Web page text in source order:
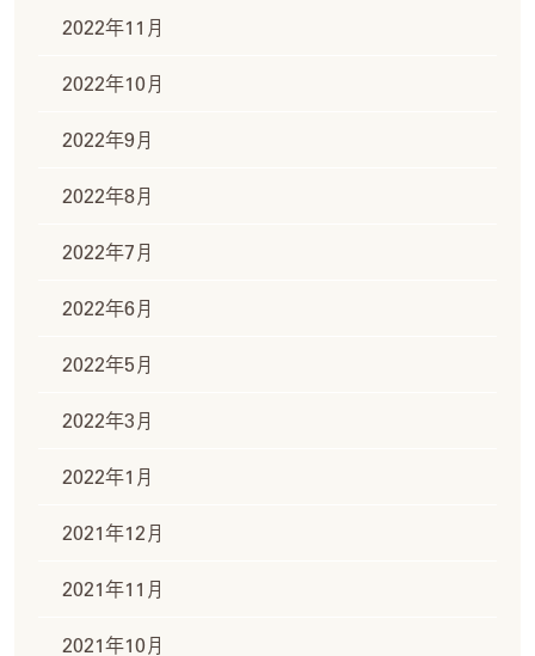
2022年11月
2022年10月
2022年9月
2022年8月
2022年7月
2022年6月
2022年5月
2022年3月
2022年1月
2021年12月
2021年11月
2021年10月